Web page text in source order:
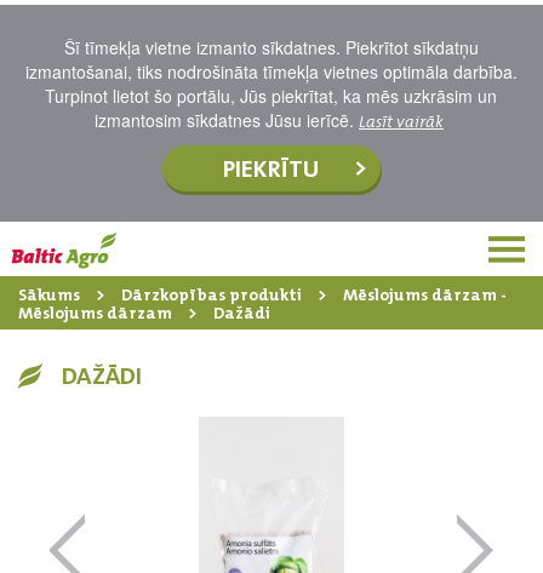
Šī tīmekļa vietne izmanto sīkdatnes. Piekrītot sīkdatņu
izmantošanai, tiks nodrošināta tīmekļa vietnes optimāla darbība.
Turpinot lietot šo portālu, Jūs piekrītat, ka mēs uzkrāsim un
izmantosim sīkdatnes Jūsu ierīcē. Lasīt vairāk
PIEKRĪTU
Sākums Dārzkopības produkti
Mēslojums dārzam -
Mēslojums dārzam
Dažādi
DAŽĀDI